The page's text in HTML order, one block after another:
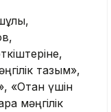
тағзым»,
«Отан үшін
мәңгілік